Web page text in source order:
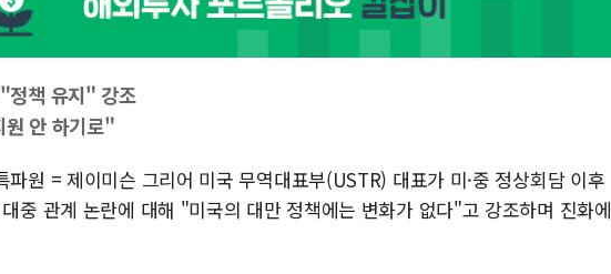
정책 유지" 강조
원 안 하기로"
원 = 제이미슨 그리어 미국 무역대표부(USTR) 대표가 미·중 정상회담 이후
중 관계 논란에 대해 "미국의 대만 정책에는 변화가 없다"고 강조하며 진화에